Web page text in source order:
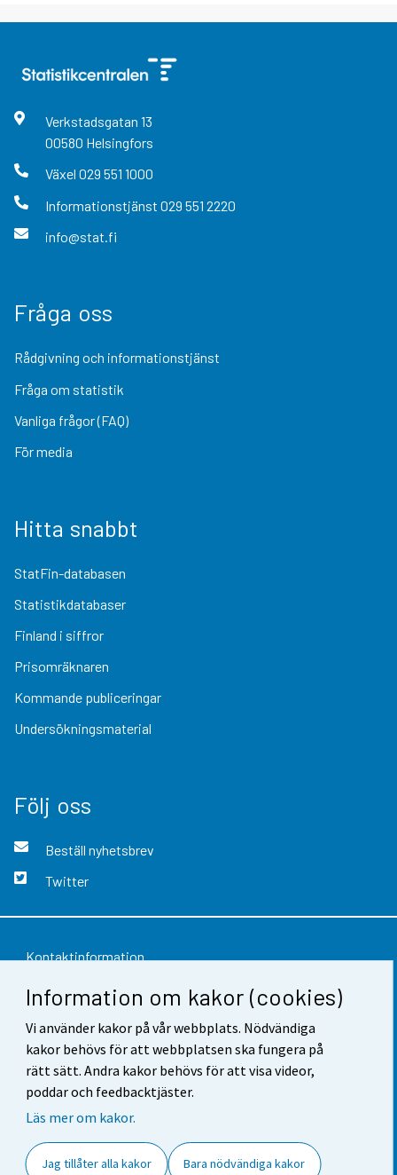
Information om kakor (cookies)
Vi använder kakor på vår webbplats. Nödvändiga
kakor behövs för att webbplatsen ska fungera på
rätt sätt. Andra kakor behövs för att visa videor,
poddar och feedbacktjäster.
Läs mer om kakor.
Jag tillåter alla kakor Bara nödvändiga kakor
Verkstadsgatan 13
00580 Helsingfors
Växel 029 551 1000
Informationstjänst 029 551 2220
info@stat.fi
Fråga oss
Rådgivning och informationstjänst
Fråga om statistik
Vanliga frågor (FAQ)
För media
Hitta snabbt
StatFin-databasen
Statistikdatabaser
Finland i siffror
Prisomräknaren
Kommande publiceringar
Undersökningsmaterial
Följ oss
Beställ nyhetsbrev
Twitter
Kontaktinformation
Respons
Användarvillkor
Dataskydd
Tillgänglighet
Cookie-inställningar